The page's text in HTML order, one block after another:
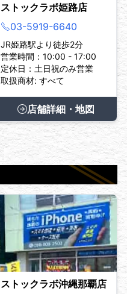
ストックラボ姫路店
03-5919-6640
JR姫路駅より徒歩2分
営業時間：10:00 - 17:00
定休日：土日祝のみ営業
取扱商材: すべて
店舗詳細・地図
ストックラボ沖縄那覇店